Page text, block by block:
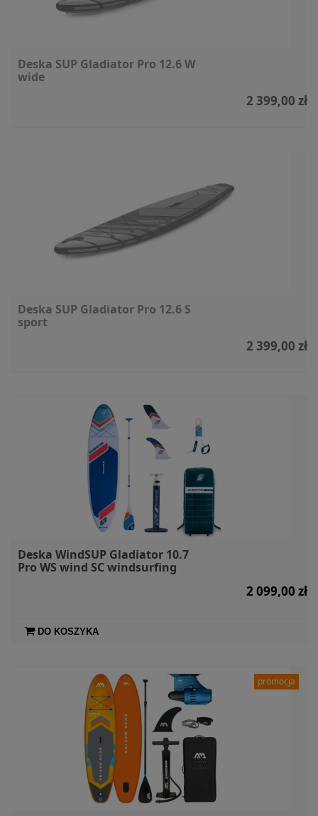
Deska SUP Gladiator Pro 12.6 W
wide
2 399,00 zł
Deska SUP Gladiator Pro 12.6 S
sport
2 399,00 zł
Deska WindSUP Gladiator 10.7
Pro WS wind SC windsurfing
2 099,00 zł
DO KOSZYKA
promocja